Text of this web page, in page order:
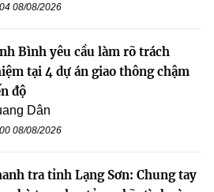
08/08/2026
Bình yêu cầu làm rõ trách
tại 4 dự án giao thông chậm
độ
Dân
08/08/2026
tra tỉnh Lạng Sơn: Chung tay